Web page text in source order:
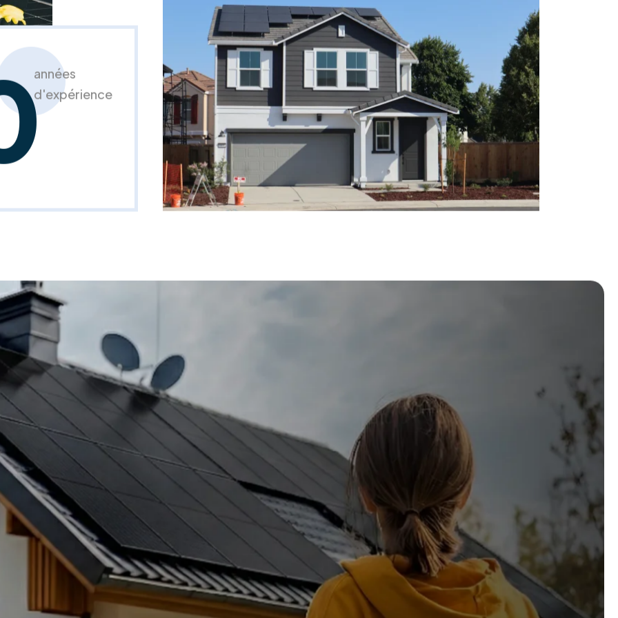
années
d'expérience